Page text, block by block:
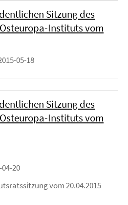
Sitzung des
Instituts vom
05-18
Sitzung des
Instituts vom
20
vom 20.04.2015